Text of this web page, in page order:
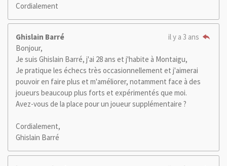
Cordialement
Ghislain Barré
il y a 3 ans
Bonjour,
Je suis Ghislain Barré, j'ai 28 ans et j'habite à Montaigu,
Je pratique les échecs très occasionnellement et j'aimerai
pouvoir en faire plus et m'améliorer, notamment face à des
joueurs beaucoup plus forts et expérimentés que moi.
Avez-vous de la place pour un joueur supplémentaire ?
Cordialement,
Ghislain Barré